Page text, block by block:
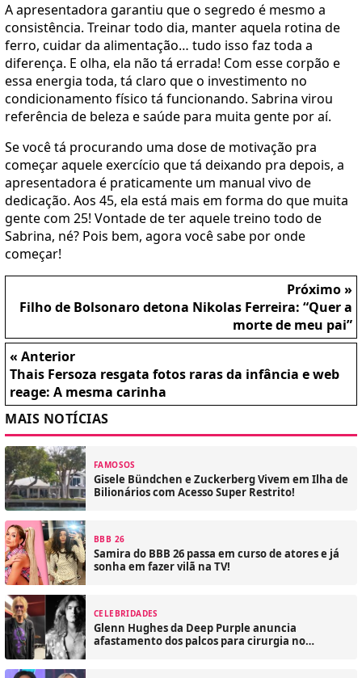
A apresentadora garantiu que o segredo é mesmo a
consistência. Treinar todo dia, manter aquela rotina de
ferro, cuidar da alimentação… tudo isso faz toda a
diferença. E olha, ela não tá errada! Com esse corpão e
essa energia toda, tá claro que o investimento no
condicionamento físico tá funcionando. Sabrina virou
referência de beleza e saúde para muita gente por aí.
Se você tá procurando uma dose de motivação pra
começar aquele exercício que tá deixando pra depois, a
apresentadora é praticamente um manual vivo de
dedicação. Aos 45, ela está mais em forma do que muita
gente com 25! Vontade de ter aquele treino todo de
Sabrina, né? Pois bem, agora você sabe por onde
começar!
Próximo »
Filho de Bolsonaro detona Nikolas Ferreira: “Quer a
morte de meu pai”
« Anterior
Thais Fersoza resgata fotos raras da infância e web
reage: A mesma carinha
MAIS NOTÍCIAS
FAMOSOS
Gisele Bündchen e Zuckerberg Vivem em Ilha de
Bilionários com Acesso Super Restrito!
BBB 26
Samira do BBB 26 passa em curso de atores e já
sonha em fazer vilã na TV!
CELEBRIDADES
Glenn Hughes da Deep Purple anuncia
afastamento dos palcos para cirurgia no